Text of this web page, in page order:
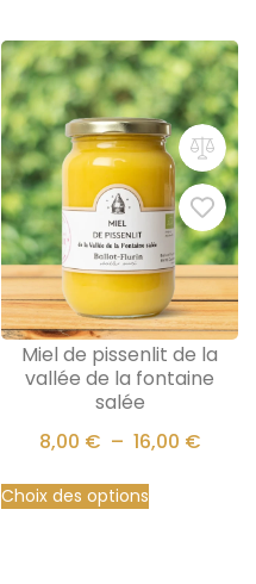
Miel de pissenlit de la
vallée de la fontaine
salée
8,00 € – 16,00 €
Choix des options